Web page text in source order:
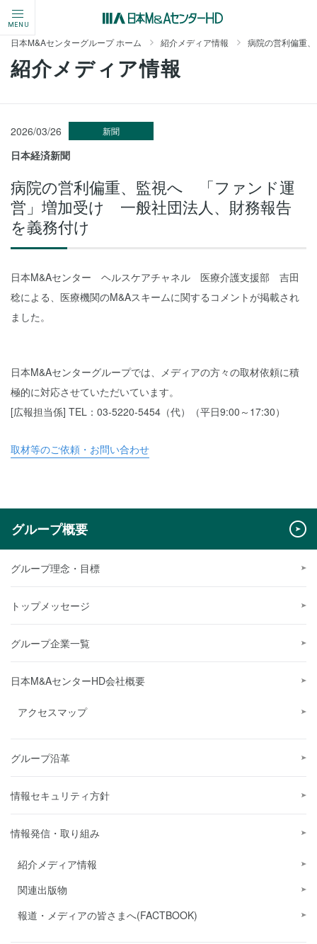
MENU
日本M&Aセンターグループ ホーム 紹介メディア情報 病院の営利偏重
紹介メディア情報
2026/03/26 新聞
日本経済新聞
病院の営利偏重、監視へ 「ファンド運
営」増加受け 一般社団法人、財務報告
を義務付け
日本M&Aセンター ヘルスケアチャネル 医療介護支援部 吉田
稔による、医療機関のM&Aスキームに関するコメントが掲載され
ました。
日本M&Aセンターグループでは、メディアの方々の取材依頼に積
極的に対応させていただいています。
[広報担当係] TEL：03-5220-5454（代）（平日9:00～17:30）
取材等のご依頼・お問い合わせ
グループ概要
グループ理念・目標
トップメッセージ
グループ企業一覧
日本M&AセンターHD会社概要
アクセスマップ
グループ沿革
情報セキュリティ方針
情報発信・取り組み
紹介メディア情報
関連出版物
報道・メディアの皆さまへ(FACTBOOK)